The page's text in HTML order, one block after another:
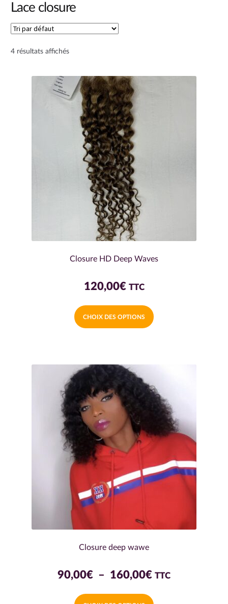
Lace closure
4 résultats affichés
Closure HD Deep Waves
120,00€ TTC
CHOIX DES OPTIONS
Ce
produit
options
peuvent
être
choisies
sur
page
du
Closure deep wawe
90,00€ – 160,00€Plage
TTC
Ce